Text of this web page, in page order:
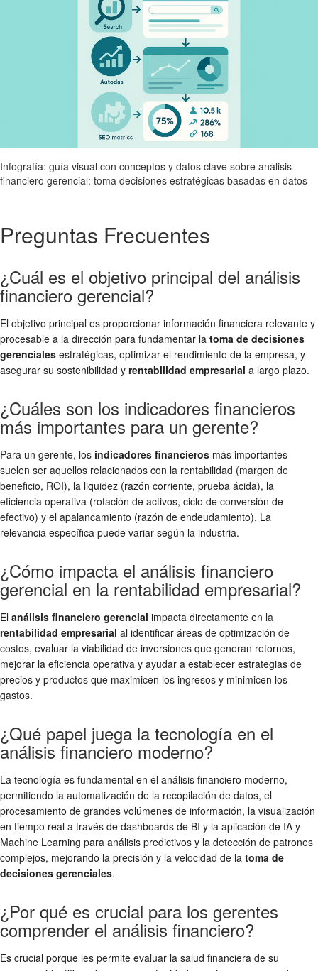
Infografía: guía visual con conceptos y datos clave sobre análisis
financiero gerencial: toma decisiones estratégicas basadas en datos
Preguntas Frecuentes
¿Cuál es el objetivo principal del análisis
financiero gerencial?
El objetivo principal es proporcionar información financiera relevante y
procesable a la dirección para fundamentar la toma de decisiones
gerenciales estratégicas, optimizar el rendimiento de la empresa, y
asegurar su sostenibilidad y rentabilidad empresarial a largo plazo.
¿Cuáles son los indicadores financieros
más importantes para un gerente?
Para un gerente, los indicadores financieros más importantes
suelen ser aquellos relacionados con la rentabilidad (margen de
beneficio, ROI), la liquidez (razón corriente, prueba ácida), la
eficiencia operativa (rotación de activos, ciclo de conversión de
efectivo) y el apalancamiento (razón de endeudamiento). La
relevancia específica puede variar según la industria.
¿Cómo impacta el análisis financiero
gerencial en la rentabilidad empresarial?
El análisis financiero gerencial impacta directamente en la
rentabilidad empresarial al identificar áreas de optimización de
costos, evaluar la viabilidad de inversiones que generan retornos,
mejorar la eficiencia operativa y ayudar a establecer estrategias de
precios y productos que maximicen los ingresos y minimicen los
gastos.
¿Qué papel juega la tecnología en el
análisis financiero moderno?
La tecnología es fundamental en el análisis financiero moderno,
permitiendo la automatización de la recopilación de datos, el
procesamiento de grandes volúmenes de información, la visualización
en tiempo real a través de dashboards de BI y la aplicación de IA y
Machine Learning para análisis predictivos y la detección de patrones
complejos, mejorando la precisión y la velocidad de la toma de
decisiones gerenciales.
¿Por qué es crucial para los gerentes
comprender el análisis financiero?
Es crucial porque les permite evaluar la salud financiera de su